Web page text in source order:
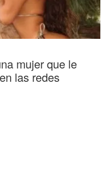
mujer que le
las redes